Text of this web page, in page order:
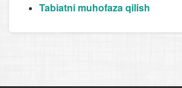
Tabiatni muhofaza qilish